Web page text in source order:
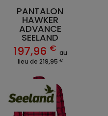
PANTALON
HAWKER
ADVANCE
SEELAND
197,96 € au
lieu de 219,95 €